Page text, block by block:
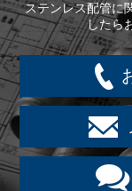
ステンレス配管に
したら